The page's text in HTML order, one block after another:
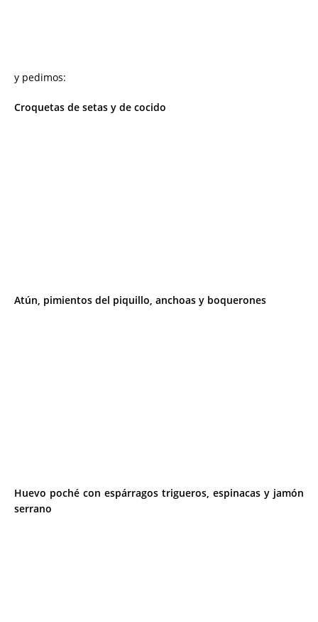
y pedimos:
Croquetas de setas y de cocido
Atún, pimientos del piquillo, anchoas y boquerones
Huevo poché con espárragos trigueros, espinacas y jamón
serrano